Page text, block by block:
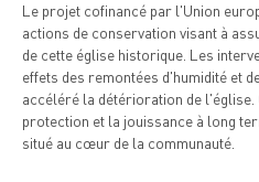
Le projet cofinancé par l'Union
actions de conservation visant à
de cette église historique. Les
effets des remontées d'humidité et
accéléré la détérioration de
protection et la jouissance à long
situé au cœur de la communauté.